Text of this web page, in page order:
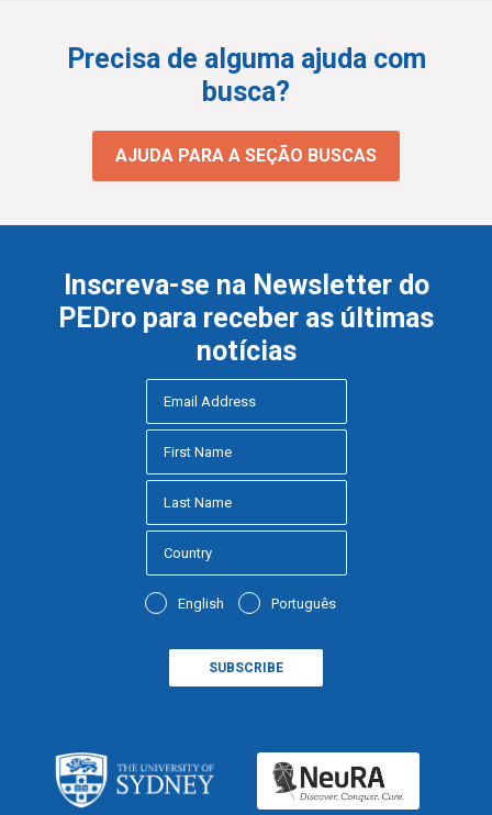
Precisa de alguma ajuda com
busca?
AJUDA PARA A SEÇÃO BUSCAS
Inscreva-se na Newsletter do
PEDro para receber as últimas
notícias
English Português